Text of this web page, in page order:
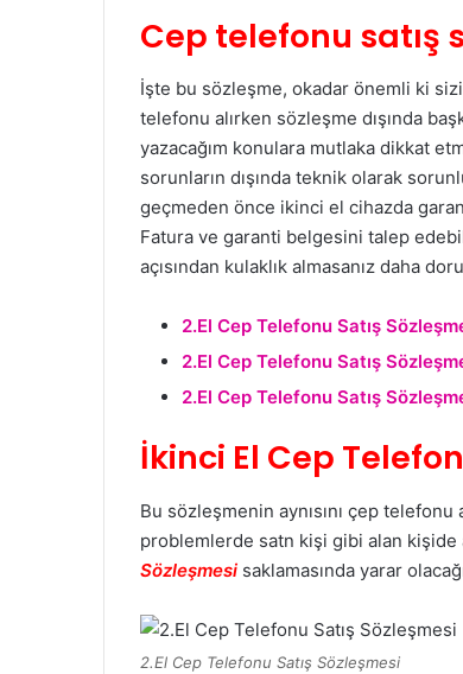
Cep telefonu satış
İşte bu sözleşme, okadar önemli ki
telefonu alırken sözleşme dışında
yazacağım konulara mutlaka dikkat
sorunların dışında teknik olarak
geçmeden önce ikinci el cihazda
Fatura ve garanti belgesini talep
açısından kulaklık almasanız daha
2.El Cep Telefonu Satış
2.El Cep Telefonu Satış
2.El Cep Telefonu Satış
İkinci El Cep
Bu sözleşmenin aynısını çep
problemlerde satn kişi gibi alan kişide
Sözleşmesi saklamasında yarar
2.El Cep Telefonu Satış Sözleşmesi